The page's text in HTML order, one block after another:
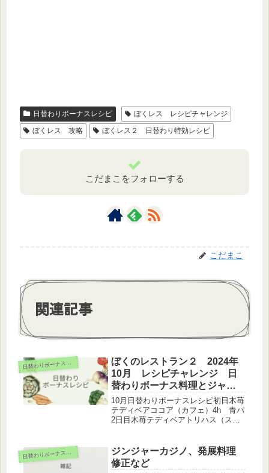
日替わりボーナスレシピ
ぼくレス レシピチャレンジ
ぼくレス 攻略
ぼくレス２ 日替わり特効レシピ
こだまこをフォローする
こだまこ
関連記事
日
替わりボーナスレシピ
ぼくのレストラン２ 2024年
10月 レシピチャレンジ 日
替わりボーナス料理とジャン
ル
10月日替わりボーナスレシピ初日木苺
テディベアココア（カフェ）4h 青パ
2日目木苺テディベアトリハス（ス）
アカップフラン（メ)7h 青パ5日目木
苺テディベアおもちワッフ...
日
替わりボーナスレシピ
ジンジャーカジノ、発展料理
修正など